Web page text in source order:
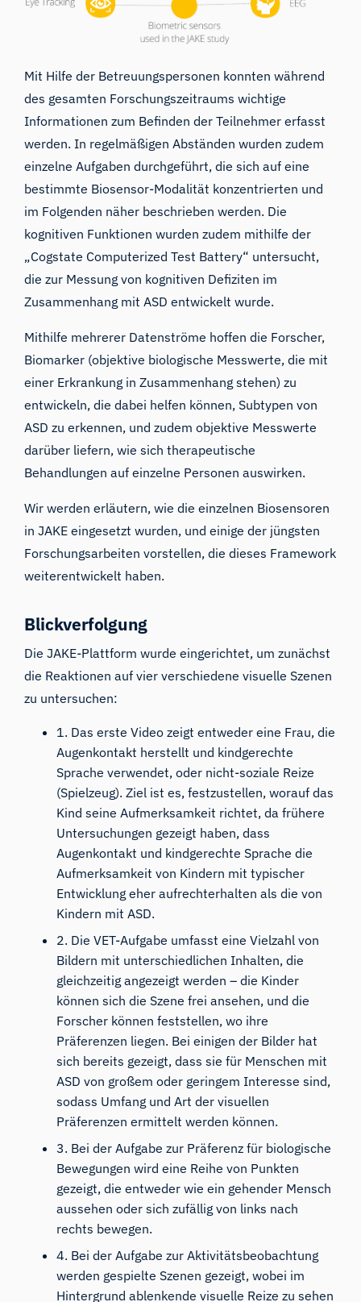
Mit Hilfe der Betreuungspersonen konnten während
des gesamten Forschungszeitraums wichtige
Informationen zum Befinden der Teilnehmer erfasst
werden. In regelmäßigen Abständen wurden zudem
einzelne Aufgaben durchgeführt, die sich auf eine
bestimmte Biosensor-Modalität konzentrierten und
im Folgenden näher beschrieben werden. Die
kognitiven Funktionen wurden zudem mithilfe der
„Cogstate Computerized Test Battery“ untersucht,
die zur Messung von kognitiven Defiziten im
Zusammenhang mit ASD entwickelt wurde.
Mithilfe mehrerer Datenströme hoffen die Forscher,
Biomarker (objektive biologische Messwerte, die mit
einer Erkrankung in Zusammenhang stehen) zu
entwickeln, die dabei helfen können, Subtypen von
ASD zu erkennen, und zudem objektive Messwerte
darüber liefern, wie sich therapeutische
Behandlungen auf einzelne Personen auswirken.
Wir werden erläutern, wie die einzelnen Biosensoren
in JAKE eingesetzt wurden, und einige der jüngsten
Forschungsarbeiten vorstellen, die dieses Framework
weiterentwickelt haben.
Blickverfolgung
Die JAKE-Plattform wurde eingerichtet, um zunächst
die Reaktionen auf vier verschiedene visuelle Szenen
zu untersuchen:
1. Das erste Video zeigt entweder eine Frau, die
Augenkontakt herstellt und kindgerechte
Sprache verwendet, oder nicht-soziale Reize
(Spielzeug). Ziel ist es, festzustellen, worauf das
Kind seine Aufmerksamkeit richtet, da frühere
Untersuchungen gezeigt haben, dass
Augenkontakt und kindgerechte Sprache die
Aufmerksamkeit von Kindern mit typischer
Entwicklung eher aufrechterhalten als die von
Kindern mit ASD.
2. Die VET-Aufgabe umfasst eine Vielzahl von
Bildern mit unterschiedlichen Inhalten, die
gleichzeitig angezeigt werden – die Kinder
können sich die Szene frei ansehen, und die
Forscher können feststellen, wo ihre
Präferenzen liegen. Bei einigen der Bilder hat
sich bereits gezeigt, dass sie für Menschen mit
ASD von großem oder geringem Interesse sind,
sodass Umfang und Art der visuellen
Präferenzen ermittelt werden können.
3. Bei der Aufgabe zur Präferenz für biologische
Bewegungen wird eine Reihe von Punkten
gezeigt, die entweder wie ein gehender Mensch
aussehen oder sich zufällig von links nach
rechts bewegen.
4. Bei der Aufgabe zur Aktivitätsbeobachtung
werden gespielte Szenen gezeigt, wobei im
Hintergrund ablenkende visuelle Reize zu sehen